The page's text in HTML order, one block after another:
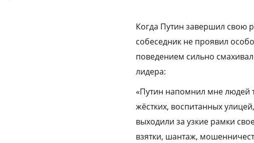
Когда Путин завершил свою
собеседник не проявил
поведением сильно
лидера:
«Путин напомнил мне людей
жёстких, воспитанных
выходили за узкие рамки
взятки, шантаж,